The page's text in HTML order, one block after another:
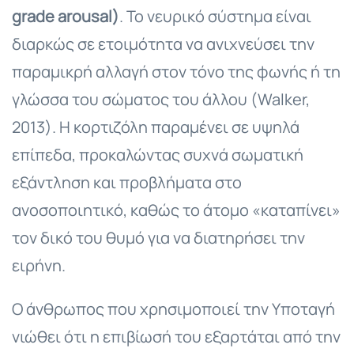
grade arousal). Το νευρικό σύστημα είναι
διαρκώς σε ετοιμότητα να ανιχνεύσει την
παραμικρή αλλαγή στον τόνο της φωνής ή τη
γλώσσα του σώματος του άλλου (Walker,
2013). Η κορτιζόλη παραμένει σε υψηλά
επίπεδα, προκαλώντας συχνά σωματική
εξάντληση και προβλήματα στο
ανοσοποιητικό, καθώς το άτομο «καταπίνει»
τον δικό του θυμό για να διατηρήσει την
ειρήνη.
Ο άνθρωπος που χρησιμοποιεί την Υποταγή
νιώθει ότι η επιβίωσή του εξαρτάται από την